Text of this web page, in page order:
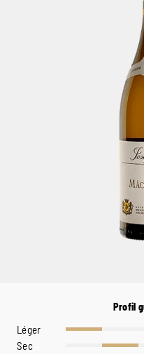
Profil
Léger
Sec